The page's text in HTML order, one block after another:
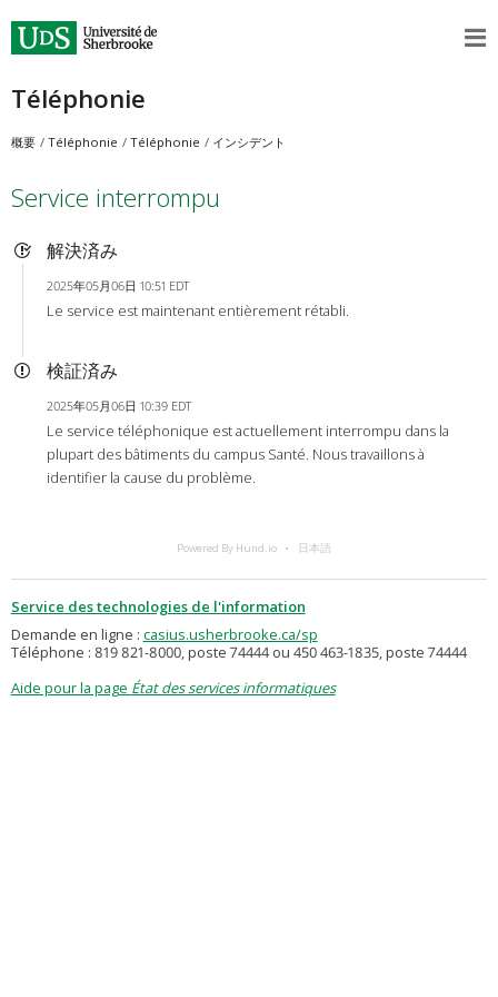
Téléphonie
概要 Téléphonie Téléphonie インシデント
Service interrompu
解決済み
2025年05月06日 10:51 EDT
Le service est maintenant entièrement rétabli.
検証済み
2025年05月06日 10:39 EDT
Le service téléphonique est actuellement interrompu dans la
plupart des bâtiments du campus Santé. Nous travaillons à
identifier la cause du problème.
Powered By Hund.io 日本語
Service des technologies de l'information
Demande en ligne : casius.usherbrooke.ca/sp
Téléphone : 819 821-8000, poste 74444 ou 450 463-1835, poste 74444
Aide pour la page État des services informatiques